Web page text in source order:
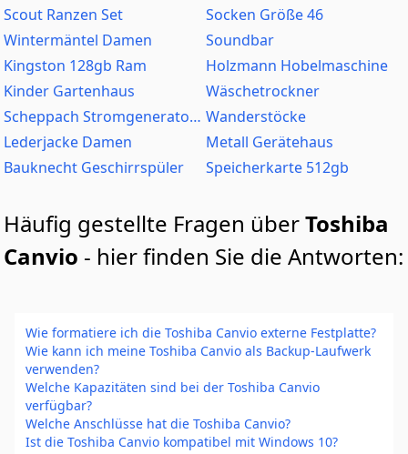
Scout Ranzen Set
Socken Größe 46
Wintermäntel Damen
Soundbar
Kingston 128gb Ram
Holzmann Hobelmaschine
Kinder Gartenhaus
Wäschetrockner
Scheppach Stromgeneratoren Wanderstöcke
Lederjacke Damen
Metall Gerätehaus
Bauknecht Geschirrspüler
Speicherkarte 512gb
Häufig gestellte Fragen überToshiba
Canvio - hier finden Sie die Antworten:
Wie formatiere ich die Toshiba Canvio externe Festplatte?
Wie kann ich meine Toshiba Canvio als Backup-Laufwerk
verwenden?
Welche Kapazitäten sind bei der Toshiba Canvio
verfügbar?
Welche Anschlüsse hat die Toshiba Canvio?
Ist die Toshiba Canvio kompatibel mit Windows 10?